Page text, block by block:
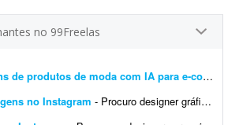
no 99Freelas
Criação de imagens de produtos de moda com IA para e-commerce
no Instagram - Procuro designer gráfico para me ajudar nas postagens do meu Instagram profissional. Algumas já foram feitas por mim, mas precisam ser melhoradas. Algumas pretendo manter como est&ati...